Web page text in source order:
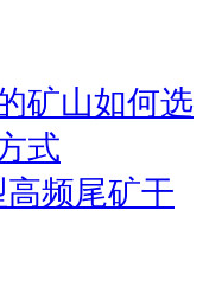
矿山如何选
式
频尾矿干